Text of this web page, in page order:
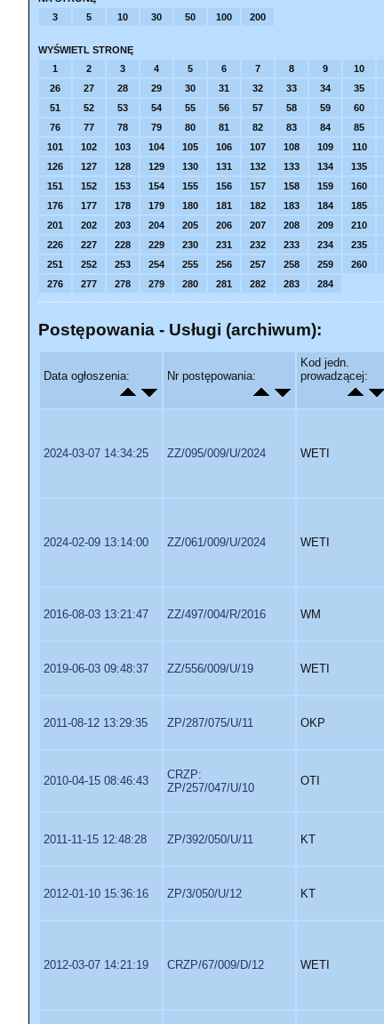
3
5 10 30 50 100 200
WYŚWIETL STRONĘ
1
2 3 4 5 6 7 8 9 10
26
27 28 29 30 31 32 33 34 35
51
52 53 54 55 56 57 58 59 60
76
77 78 79 80 81 82 83 84 85
101
102 103 104 105 106 107 108 109 110
126
127 128 129 130 131 132 133 134 135
151
152 153 154 155 156 157 158 159 160
176
177 178 179 180 181 182 183 184 185
201
202 203 204 205 206 207 208 209 210
226
227 228 229 230 231 232 233 234 235
251
252 253 254 255 256 257 258 259 260
276
277 278 279 280 281 282 283 284
Postępowania - Usługi (archiwum):
Data ogłoszenia: Nr postępowania:
Kod jedn.
prowadzącej:
2024-03-07 14:34:25 ZZ/095/009/U/2024 WETI
2024-02-09 13:14:00 ZZ/061/009/U/2024 WETI
2016-08-03 13:21:47 ZZ/497/004/R/2016 WM
2019-06-03 09:48:37 ZZ/556/009/U/19 WETI
2011-08-12 13:29:35 ZP/287/075/U/11 OKP
2010-04-15 08:46:43
CRZP:
ZP/257/047/U/10
OTI
2011-11-15 12:48:28 ZP/392/050/U/11 KT
2012-01-10 15:36:16 ZP/3/050/U/12 KT
2012-03-07 14:21:19 CRZP/67/009/D/12 WETI